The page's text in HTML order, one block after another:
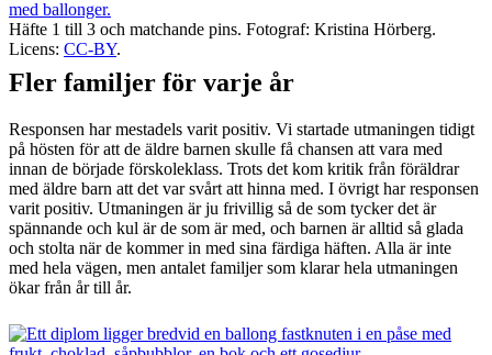
Häfte 1 till 3 och matchande pins. Fotograf: Kristina Hörberg.
Licens: CC-BY.
Fler familjer för varje år
Responsen har mestadels varit positiv. Vi startade utmaningen tidigt
på hösten för att de äldre barnen skulle få chansen att vara med
innan de började förskoleklass. Trots det kom kritik från föräldrar
med äldre barn att det var svårt att hinna med. I övrigt har responsen
varit positiv. Utmaningen är ju frivillig så de som tycker det är
spännande och kul är de som är med, och barnen är alltid så glada
och stolta när de kommer in med sina färdiga häften. Alla är inte
med hela vägen, men antalet familjer som klarar hela utmaningen
ökar från år till år.